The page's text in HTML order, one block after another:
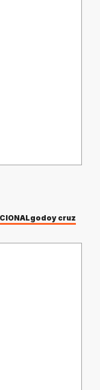
godoy cruz